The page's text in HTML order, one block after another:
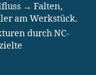
→ Falten,
am Werkstück.
durch NC-